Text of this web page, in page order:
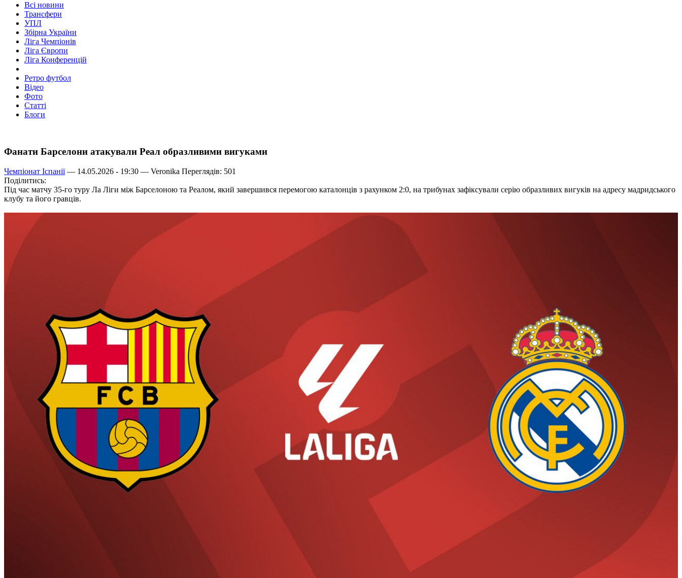
Всі новини
Трансфери
УПЛ
Збірна України
Ліга Чемпіонів
Ліга Європи
Ліга Конференцій
Ретро футбол
Відео
Фото
Статті
Блоги
Фанати Барселони атакували Реал образливими вигуками
Чемпіонат Іспанії— 14.05.2026 - 19:30 — Veronika Переглядів: 501
Поділитись:
Під час матчу 35-го туру Ла Ліги між Барселоною та Реалом, який завершився перемогою каталонців з рахунком 2:0, на трибунах зафіксували серію образливих вигуків на адресу мадридського
клубу та його гравців.